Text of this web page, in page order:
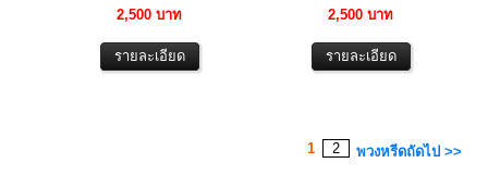
2,500 บาท 2,500 บาท
1 2 พวงหรีดถัดไป >>